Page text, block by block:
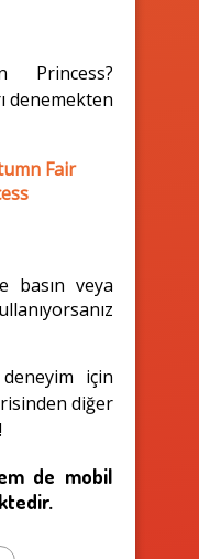
Princess?
denemekten
Fair
basın veya
için
diğer
de mobil